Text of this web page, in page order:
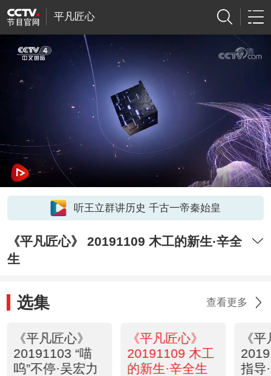
平凡匠心
听王立群讲历史 千古一帝秦始皇
《平凡匠心》 20191109 木工的新生·辛全
生
选集 查看更多
《平凡匠心》
20191103 “喵
呜”不停·吴宏力
《平凡匠心》
20191109 木工
的新生·辛全生
《
指导